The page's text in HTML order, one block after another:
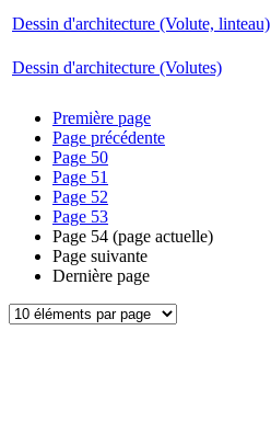
Dessin d'architecture (Volute, linteau)
Dessin d'architecture (Volutes)
Première page
Page précédente
Page 50
Page 51
Page 52
Page 53
Page 54 (page actuelle)
Page suivante
Dernière page